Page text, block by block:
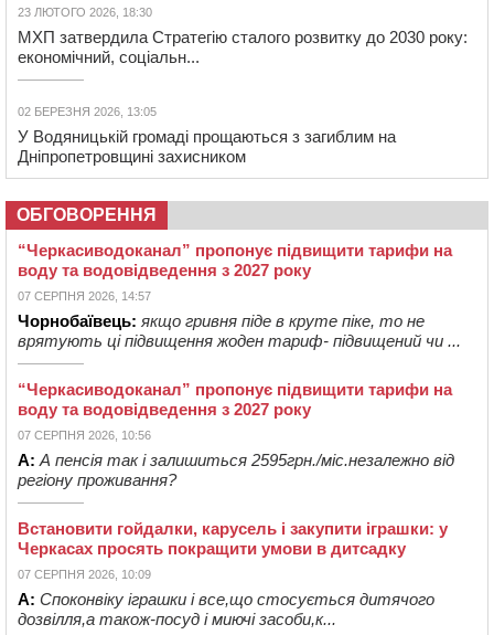
23 ЛЮТОГО 2026, 18:30
МХП затвердила Стратегію сталого розвитку до 2030 року:
економічний, соціальн...
02 БЕРЕЗНЯ 2026, 13:05
У Водяницькій громаді прощаються з загиблим на
Дніпропетровщині захисником
ОБГОВОРЕННЯ
“Черкасиводоканал” пропонує підвищити тарифи на
воду та водовідведення з 2027 року
07 СЕРПНЯ 2026, 14:57
Чорнобаївець: якщо гривня піде в круте піке, то не
врятують ці підвищення жоден тариф- підвищений чи ...
“Черкасиводоканал” пропонує підвищити тарифи на
воду та водовідведення з 2027 року
07 СЕРПНЯ 2026, 10:56
А: А пенсія так і залишиться 2595грн./міс.незалежно від
регіону проживання?
Встановити гойдалки, карусель і закупити іграшки: у
Черкасах просять покращити умови в дитсадку
07 СЕРПНЯ 2026, 10:09
А: Споконвіку іграшки і все,що стосується дитячого
дозвілля,а також-посуд і миючі засоби,к...